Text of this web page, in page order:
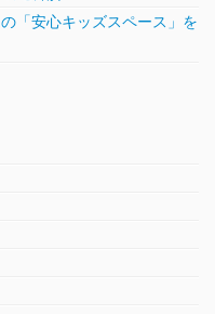
「安心キッズスペース」を